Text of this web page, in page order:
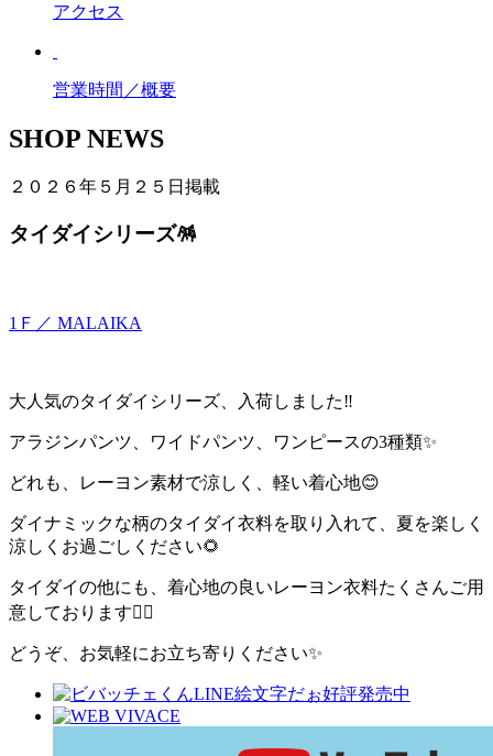
アクセス
営業時間／概要
SHOP NEWS
２０２６年５月２５日掲載
タイダイシリーズ🪅
1Ｆ／ MALAIKA
大人気のタイダイシリーズ、入荷しました‼️
アラジンパンツ、ワイドパンツ、ワンピースの3種類✨
どれも、レーヨン素材で涼しく、軽い着心地😊
ダイナミックな柄のタイダイ衣料を取り入れて、夏を楽しく
涼しくお過ごしください🌻
タイダイの他にも、着心地の良いレーヨン衣料たくさんご用
意しております💁‍♀️
どうぞ、お気軽にお立ち寄りください✨